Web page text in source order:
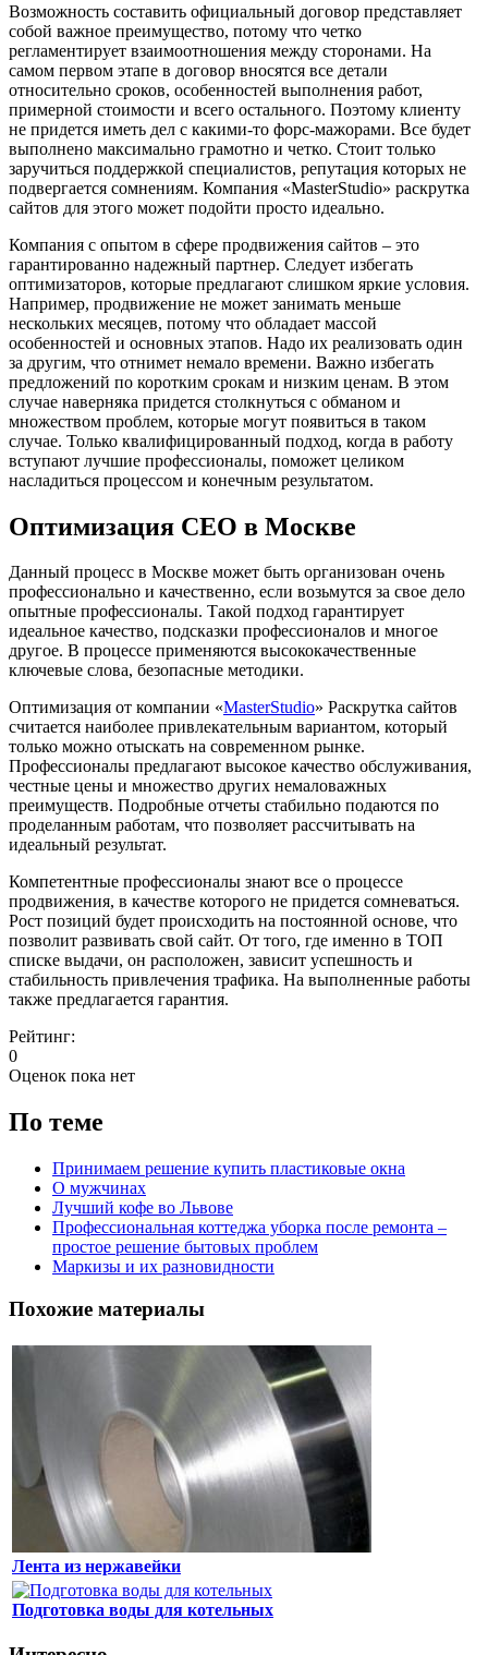
Возможность составить официальный договор представляет
собой важное преимущество, потому что четко
регламентирует взаимоотношения между сторонами. На
самом первом этапе в договор вносятся все детали
относительно сроков, особенностей выполнения работ,
примерной стоимости и всего остального. Поэтому клиенту
не придется иметь дел с какими-то форс-мажорами. Все будет
выполнено максимально грамотно и четко. Стоит только
заручиться поддержкой специалистов, репутация которых не
подвергается сомнениям. Компания «MasterStudio» раскрутка
сайтов для этого может подойти просто идеально.
Компания с опытом в сфере продвижения сайтов – это
гарантированно надежный партнер. Следует избегать
оптимизаторов, которые предлагают слишком яркие условия.
Например, продвижение не может занимать меньше
нескольких месяцев, потому что обладает массой
особенностей и основных этапов. Надо их реализовать один
за другим, что отнимет немало времени. Важно избегать
предложений по коротким срокам и низким ценам. В этом
случае наверняка придется столкнуться с обманом и
множеством проблем, которые могут появиться в таком
случае. Только квалифицированный подход, когда в работу
вступают лучшие профессионалы, поможет целиком
насладиться процессом и конечным результатом.
Оптимизация СЕО в Москве
Данный процесс в Москве может быть организован очень
профессионально и качественно, если возьмутся за свое дело
опытные профессионалы. Такой подход гарантирует
идеальное качество, подсказки профессионалов и многое
другое. В процессе применяются высококачественные
ключевые слова, безопасные методики.
Оптимизация от компании «MasterStudio» Раскрутка сайтов
считается наиболее привлекательным вариантом, который
только можно отыскать на современном рынке.
Профессионалы предлагают высокое качество обслуживания,
честные цены и множество других немаловажных
преимуществ. Подробные отчеты стабильно подаются по
проделанным работам, что позволяет рассчитывать на
идеальный результат.
Компетентные профессионалы знают все о процессе
продвижения, в качестве которого не придется сомневаться.
Рост позиций будет происходить на постоянной основе, что
позволит развивать свой сайт. От того, где именно в ТОП
списке выдачи, он расположен, зависит успешность и
стабильность привлечения трафика. На выполненные работы
также предлагается гарантия.
Рейтинг:
0
Оценок пока нет
По теме
Принимаем решение купить пластиковые окна
О мужчинах
Лучший кофе во Львове
Профессиональная коттеджа уборка после ремонта –
простое решение бытовых проблем
Маркизы и их разновидности
Похожие материалы
Лента из нержавейки
Подготовка воды для котельных